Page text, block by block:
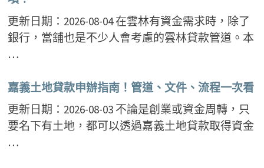
更新日期：2026-08-04 在雲林有資金需求時，除了
銀行，當舖也是不少人會考慮的雲林貸款管道。本
…
嘉義土地貸款申辦指南！管道、文件、流程一次看
更新日期：2026-08-03 不論是創業或資金周轉，只
要名下有土地，都可以透過嘉義土地貸款取得資金
…